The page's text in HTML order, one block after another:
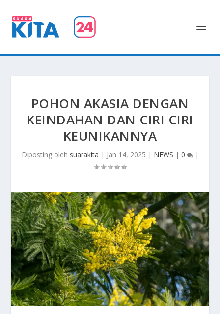
POHON AKASIA DENGAN
KEINDAHAN DAN CIRI CIRI
KEUNIKANNYA
Diposting oleh suarakita | Jan 14, 2025 | NEWS | 0 |